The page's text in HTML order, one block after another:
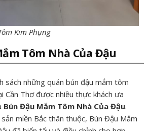
Kim Phụng
Tôm Nhà Của Đậu
sách những quán bún đậu mắm tôm
Cần Thơ được nhiều thực khách ưa
Bún Đậu Mắm Tôm Nhà Của Đậu.
miền Bắc thân thuộc, Bún Đậu Mắm